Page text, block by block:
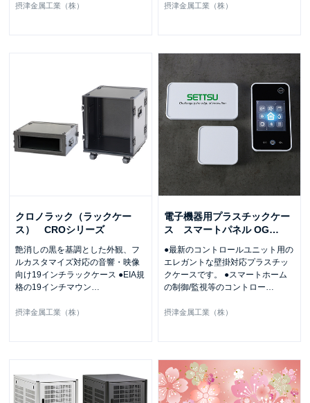
摂津金属工業（株） 摂津金属工業（株）
クロノラック（ラックケー
ス） CROシリーズ
艶消しの黒を基調とした外観、フ
ルカスタマイズ対応の音響・映像
向け19インチラックケース ●EIA規
格の19インチマウン
摂津金属工業（株）
電子機器用プラスチックケー
ス スマートパネル OG…
●最新のコントロールユニット用の
エレガントな壁掛対応プラスチッ
クケースです。 ●スマートホーム
の制御/監視等のコントロー
摂津金属工業（株）